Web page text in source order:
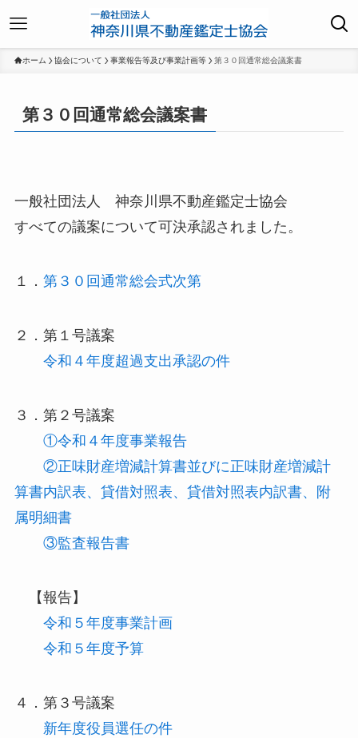
ホーム 協会について 事業報告等及び事業計画等 第３０回通常総会議案書
第３０回通常総会議案書
一般社団法人 神奈川県不動産鑑定士協会
すべての議案について可決承認されました。
１． 第３０回通常総会式次第
２．第１号議案
令和４年度超過支出承認の件
３．第２号議案
①令和４年度事業報告
②正味財産増減計算書並びに正味財産増減計
算書内訳表、貸借対照表、貸借対照表内訳書、附
属明細書
③監査報告書
【報告】
令和５年度事業計画
令和５年度予算
４．第３号議案
新年度役員選任の件